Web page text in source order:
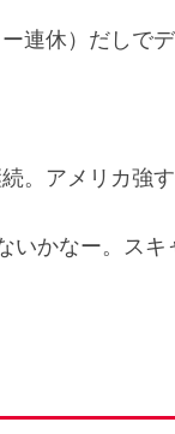
連休）だしで
。アメリカ強
かなー。ス